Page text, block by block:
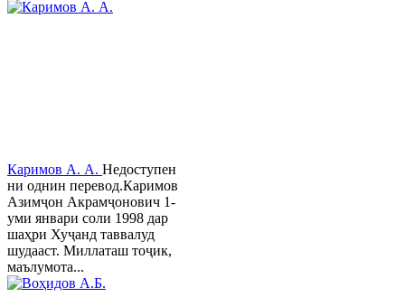
Каримов А. А. Недоступен
ни однин перевод.Каримов
Азимҷон Акрамҷонович 1-
уми январи соли 1998 дар
шаҳри Хуҷанд таввалуд
шудааст. Миллаташ тоҷик,
маълумота...